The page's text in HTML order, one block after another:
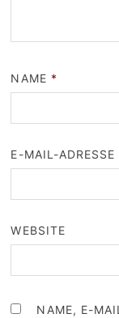
NAME *
E-MAIL-ADRESSE
WEBSITE
NAME, E-